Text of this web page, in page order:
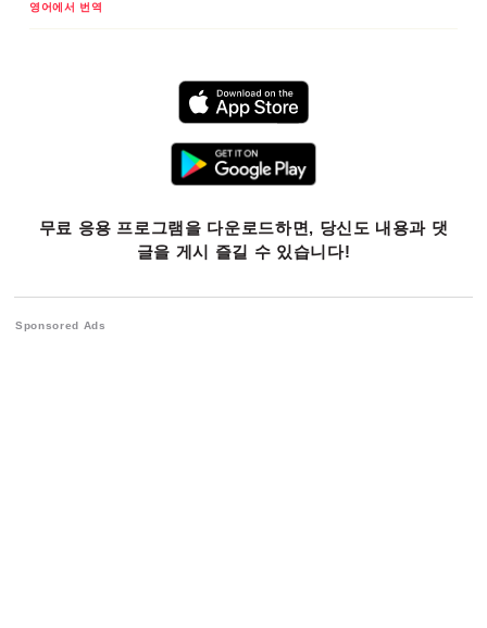
영어에서 번역
무료 응용 프로그램을 다운로드하면, 당신도 내용과 댓
글을 게시 즐길 수 있습니다!
Sponsored Ads